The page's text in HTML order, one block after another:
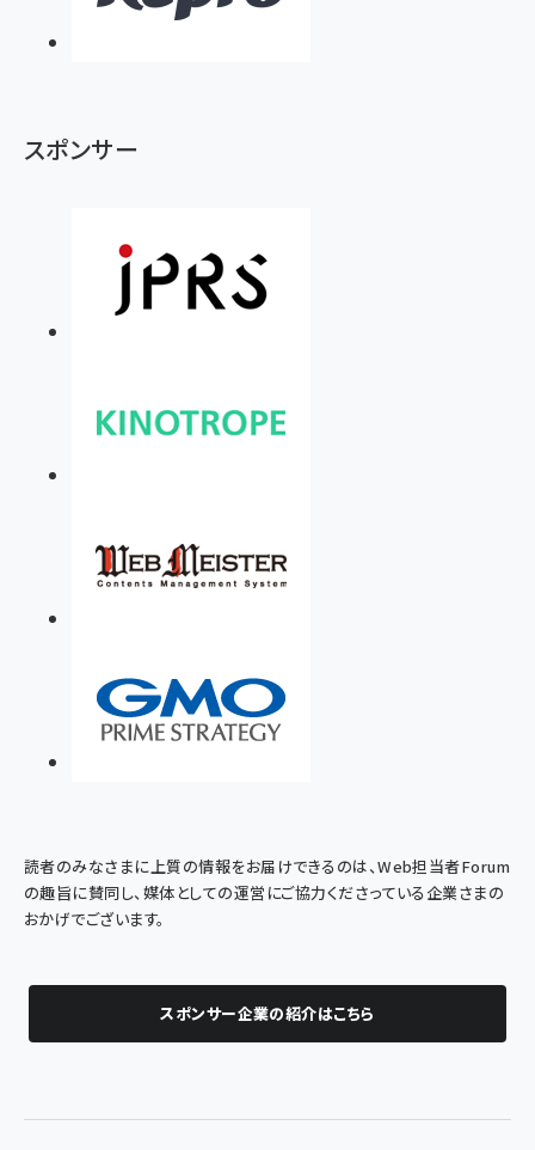
スポンサー
読者のみなさまに上質の情報をお届けできるのは、Web担当者Forum
の趣旨に賛同し、媒体としての運営にご協力くださっている企業さまの
おかげでございます。
スポンサー企業の紹介はこちら